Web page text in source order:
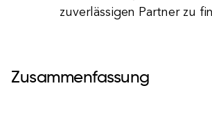
zuverlässigen Partner zu
Zusammenfassung